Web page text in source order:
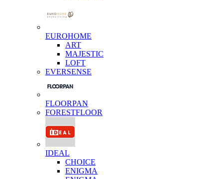
EUROHOME
ART
MAJESTIC
LOFT
EVERSENSE
FLOORPAN
FORESTFLOOR
IDEAL
CHOICE
ENIGMA